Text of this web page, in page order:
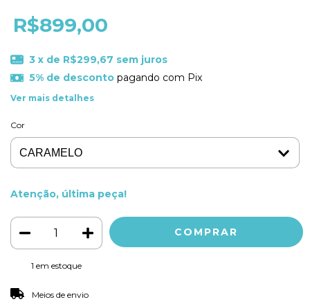
R$899,00
3 x de R$299,67 sem juros
5% de descontopagando com Pix
Ver mais detalhes
Cor
Atenção, última peça!
1 em estoque
Entregas para o CEP:
Meios de envio